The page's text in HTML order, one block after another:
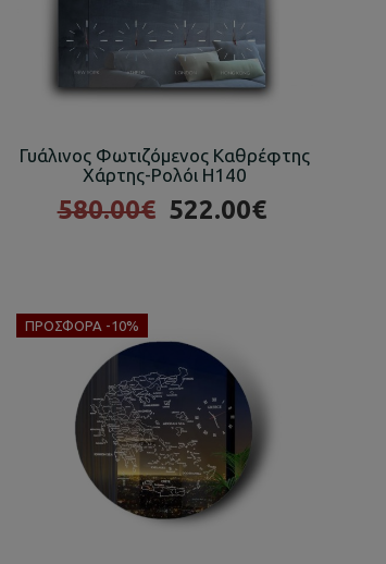
Γυάλινος Φωτιζόμενος Καθρέφτης
Χάρτης-Ρολόι H140
580.00€ 522.00€
ΠΡΟΣΦΟΡΆ -10%